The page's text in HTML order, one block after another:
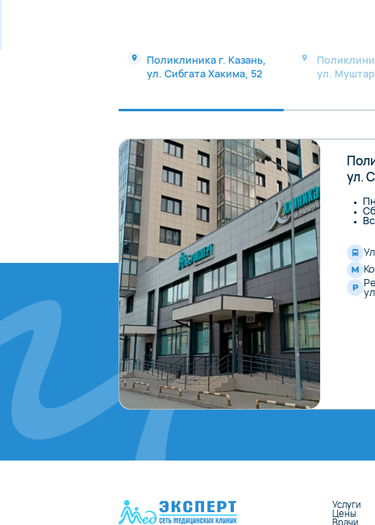
Поликлиника г. Казань,
ул. Сибгата Хакима, 52
ул.
ул.
Услуги
Цены
Врачи